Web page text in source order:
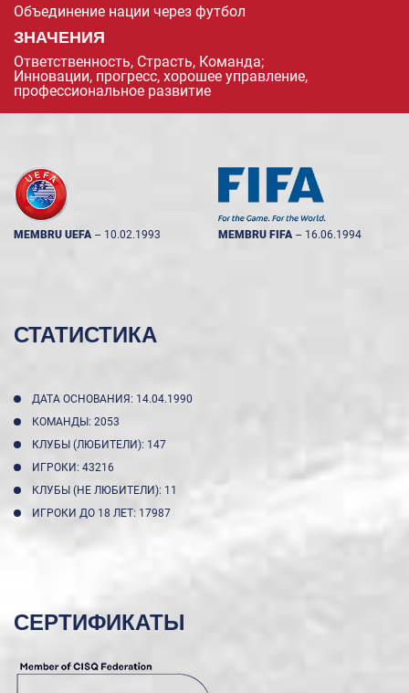
Объединение нации через футбол
ЗНАЧЕНИЯ
Ответственность, Страсть, Команда;
Инновации, прогресс, хорошее управление,
профессиональное развитие
MEMBRU UEFA -- 10.02.1993 MEMBRU FIFA -- 16.06.1994
СТАТИСТИКА
ДАТА ОСНОВАНИЯ: 14.04.1990
КОМАНДЫ: 2053
КЛУБЫ (ЛЮБИТЕЛИ): 147
ИГРОКИ: 43216
КЛУБЫ (НЕ ЛЮБИТЕЛИ): 11
ИГРОКИ ДО 18 ЛЕТ: 17987
СЕРТИФИКАТЫ